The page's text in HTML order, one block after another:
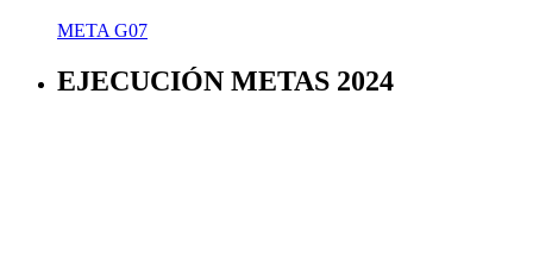
META G07
EJECUCIÓN METAS 2024